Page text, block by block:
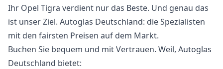
Ihr Opel Tigra verdient nur das Beste. Und genau das
ist unser Ziel. Autoglas Deutschland: die Spezialisten
mit den fairsten Preisen auf dem Markt.
Buchen Sie bequem und mit Vertrauen. Weil, Autoglas
Deutschland bietet: